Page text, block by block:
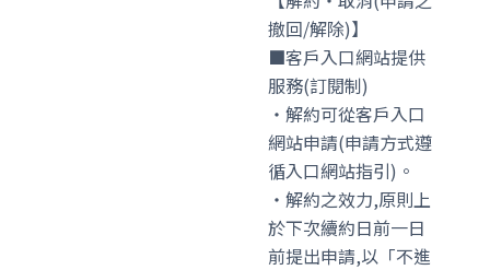
撤回/解除)】
■客戶入口網站提供
服務(訂閱制)
・解約可從客戶入口
網站申請(申請方式遵
循入口網站指引)。
・解約之效力,原則上
於下次續約日前一日
前提出申請,以「不進